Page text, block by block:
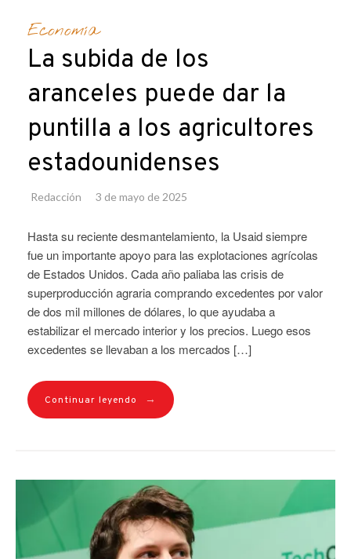
Economía
La subida de los
aranceles puede dar la
puntilla a los agricultores
estadounidenses
Redacción 3 de mayo de 2025
Hasta su reciente desmantelamiento, la Usaid siempre
fue un importante apoyo para las explotaciones agrícolas
de Estados Unidos. Cada año paliaba las crisis de
superproducción agraria comprando excedentes por valor
de dos mil millones de dólares, lo que ayudaba a
estabilizar el mercado interior y los precios. Luego esos
excedentes se llevaban a los mercados […]
Continuar leyendo →